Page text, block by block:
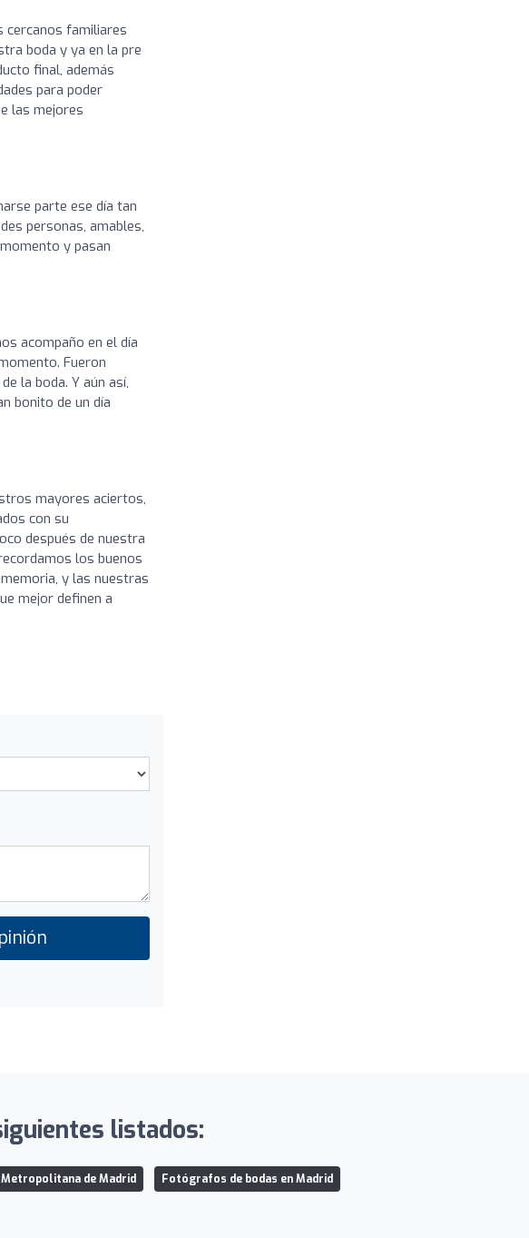
cercanos familiares
boda y ya en la pre
final, además
para poder
las mejores
parte ese día tan
personas, amables,
y pasan
acompaño en el día
Fueron
la boda. Y aún así,
bonito de un día
mayores aciertos,
con su
después de nuestra
los buenos
y las nuestras
mejor definen a
listados:
de Madrid Fotógrafos de bodas en Madrid